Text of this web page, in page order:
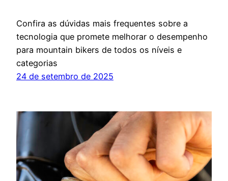
Confira as dúvidas mais frequentes sobre a
tecnologia que promete melhorar o desempenho
para mountain bikers de todos os níveis e
categorias
24 de setembro de 2025